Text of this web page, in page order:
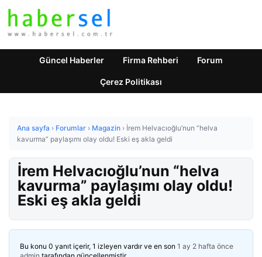
Güncel Haberler Firma Rehberi Forum
Çerez Politikası
Ana sayfa › Forumlar › Magazin › İrem Helvacıoğlu’nun “helva
kavurma” paylaşımı olay oldu! Eski eş akla geldi
İrem Helvacıoğlu’nun “helva
kavurma” paylaşımı olay oldu!
Eski eş akla geldi
Bu konu 0 yanıt içerir, 1 izleyen vardır ve en son 1 ay 2 hafta önce